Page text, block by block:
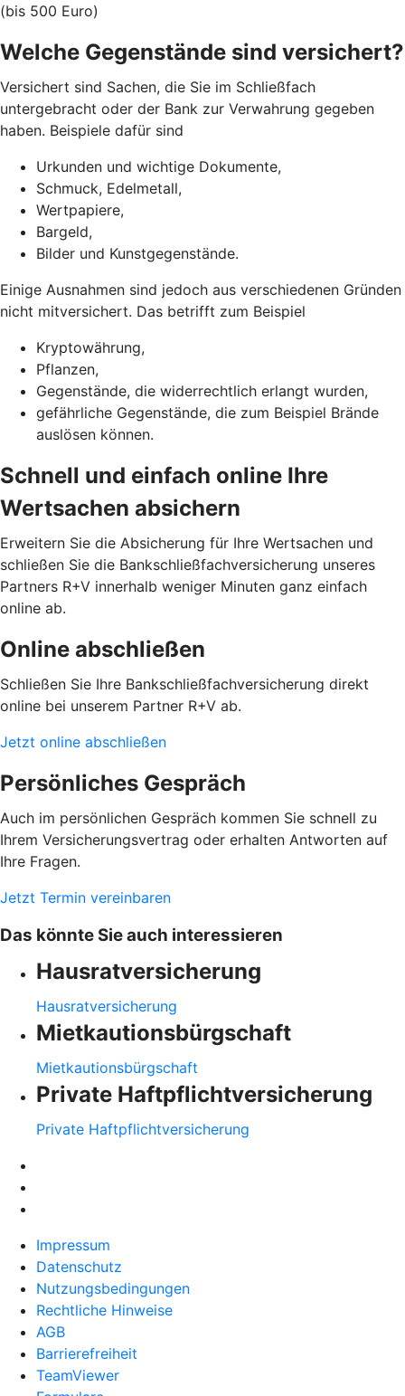
(bis 500 Euro)
Welche Gegenstände sind versichert?
Versichert sind Sachen, die Sie im Schließfach
untergebracht oder der Bank zur Verwahrung gegeben
haben. Beispiele dafür sind
Urkunden und wichtige Dokumente,
Schmuck, Edelmetall,
Wertpapiere,
Bargeld,
Bilder und Kunstgegenstände.
Einige Ausnahmen sind jedoch aus verschiedenen Gründen
nicht mitversichert. Das betrifft zum Beispiel
Kryptowährung,
Pflanzen,
Gegenstände, die widerrechtlich erlangt wurden,
gefährliche Gegenstände, die zum Beispiel Brände
auslösen können.
Schnell und einfach online Ihre
Wertsachen absichern
Erweitern Sie die Absicherung für Ihre Wertsachen und
schließen Sie die Bankschließfachversicherung unseres
Partners R+V innerhalb weniger Minuten ganz einfach
online ab.
Online abschließen
Schließen Sie Ihre Bankschließfachversicherung direkt
online bei unserem Partner R+V ab.
Jetzt online abschließen
Persönliches Gespräch
Auch im persönlichen Gespräch kommen Sie schnell zu
Ihrem Versicherungsvertrag oder erhalten Antworten auf
Ihre Fragen.
Jetzt Termin vereinbaren
Das könnte Sie auch interessieren
Hausratversicherung
Hausratversicherung
Mietkautionsbürgschaft
Mietkautionsbürgschaft
Private Haftpflichtversicherung
Private Haftpflichtversicherung
Impressum
Datenschutz
Nutzungsbedingungen
Rechtliche Hinweise
AGB
Barrierefreiheit
TeamViewer